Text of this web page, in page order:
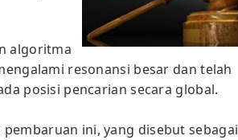
algoritma
resonansi besar dan telah
posisi pencarian secara global.
ini, yang disebut sebagai